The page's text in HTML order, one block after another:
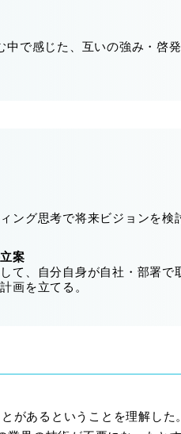
で感じた、互いの強み・啓
ング思考で将来ビジョンを検
案
て、自分自身が自社・部署で
画を立てる。
とがあるということを理解した